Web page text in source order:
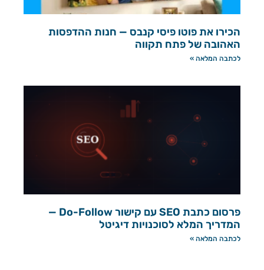
הכירו את פוטו פיסי קנבס — חנות ההדפסות
האהובה של פתח תקווה
לכתבה המלאה »
פרסום כתבת SEO עם קישור Do-Follow —
המדריך המלא לסוכנויות דיגיטל
לכתבה המלאה »